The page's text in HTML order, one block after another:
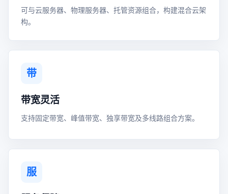
可与云服务器、物理服务器、托管资源组合，构建混合云架
构。
带
带宽灵活
支持固定带宽、峰值带宽、独享带宽及多线路组合方案。
服